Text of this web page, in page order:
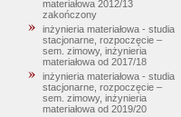
materiałowa 2012/13
zakończony
inżynieria materiałowa - studia
stacjonarne, rozpoczęcie –
sem. zimowy, inżynieria
materiałowa od 2017/18
inżynieria materiałowa - studia
stacjonarne, rozpoczęcie –
sem. zimowy, inżynieria
materiałowa od 2019/20